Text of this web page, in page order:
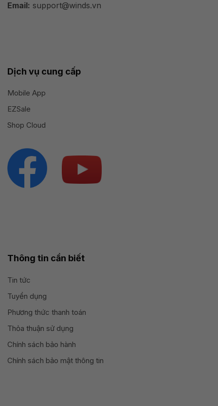
Email: support@winds.vn
Dịch vụ cung cấp
Mobile App
EZSale
Shop Cloud
Thông tin cần biết
Tin tức
Tuyển dụng
Phương thức thanh toán
Thỏa thuận sử dụng
Chính sách bảo hành
Chính sách bảo mật thông tin